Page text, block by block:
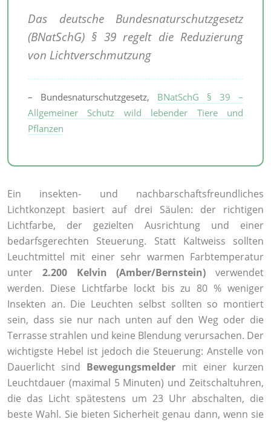
Das deutsche Bundesnaturschutzgesetz
(BNatSchG) § 39 regelt die Reduzierung
von Lichtverschmutzung
– Bundesnaturschutzgesetz, BNatSchG § 39 –
Allgemeiner Schutz wild lebender Tiere und
Pflanzen
Ein insekten- und nachbarschaftsfreundliches
Lichtkonzept basiert auf drei Säulen: der richtigen
Lichtfarbe, der gezielten Ausrichtung und einer
bedarfsgerechten Steuerung. Statt Kaltweiss sollten
Leuchtmittel mit einer sehr warmen Farbtemperatur
unter 2.200 Kelvin (Amber/Bernstein) verwendet
werden. Diese Lichtfarbe lockt bis zu 80 % weniger
Insekten an. Die Leuchten selbst sollten so montiert
sein, dass sie nur nach unten auf den Weg oder die
Terrasse strahlen und keine Blendung verursachen. Der
wichtigste Hebel ist jedoch die Steuerung: Anstelle von
Dauerlicht sind Bewegungsmelder mit einer kurzen
Leuchtdauer (maximal 5 Minuten) und Zeitschaltuhren,
die das Licht spätestens um 23 Uhr abschalten, die
beste Wahl. Sie bieten Sicherheit genau dann, wenn sie